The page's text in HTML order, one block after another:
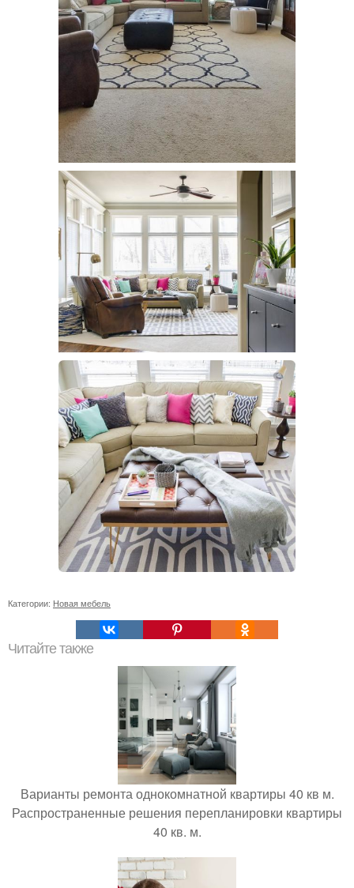
Категории: Новая мебель
Читайте также
Варианты ремонта однокомнатной квартиры 40 кв м.
Распространенные решения перепланировки квартиры
40 кв. м.